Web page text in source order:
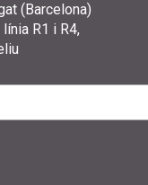
(Barcelona)
línia R1 i R4,